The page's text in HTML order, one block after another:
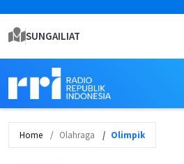
SUNGAILIAT
Home Olahraga Olimpik